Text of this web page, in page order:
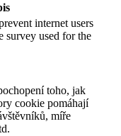
internet users
survey used for the
toho, jak
cookie pomáhají
míře